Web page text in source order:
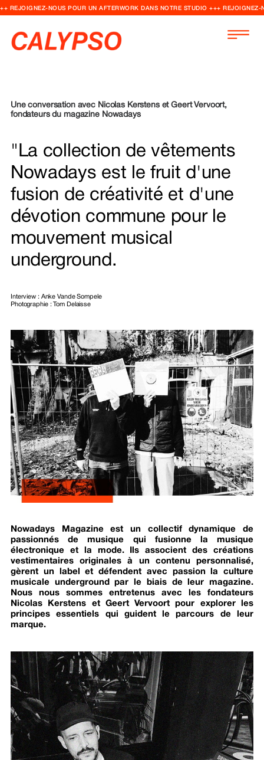
++ REJOIGNEZ-NOUS POUR UN AFTERWORK DANS NOTRE STUDIO +++
Une conversation avec Nicolas Kerstens et Geert Vervoort,
fondateurs du magazine Nowadays
"La collection de vêtements
Nowadays est le fruit d'une
fusion de créativité et d'une
dévotion commune pour le
mouvement musical
underground.
Interview : Anke Vande Sompele
Photographie : Tom Delaisse
Nowadays Magazine est un collectif dynamique de
passionnés de musique qui fusionne la musique
électronique et la mode. Ils associent des créations
vestimentaires originales à un contenu personnalisé,
gèrent un label et défendent avec passion la culture
musicale underground par le biais de leur magazine.
Nous nous sommes entretenus avec les fondateurs
Nicolas Kerstens et Geert Vervoort pour explorer les
principes essentiels qui guident le parcours de leur
marque.